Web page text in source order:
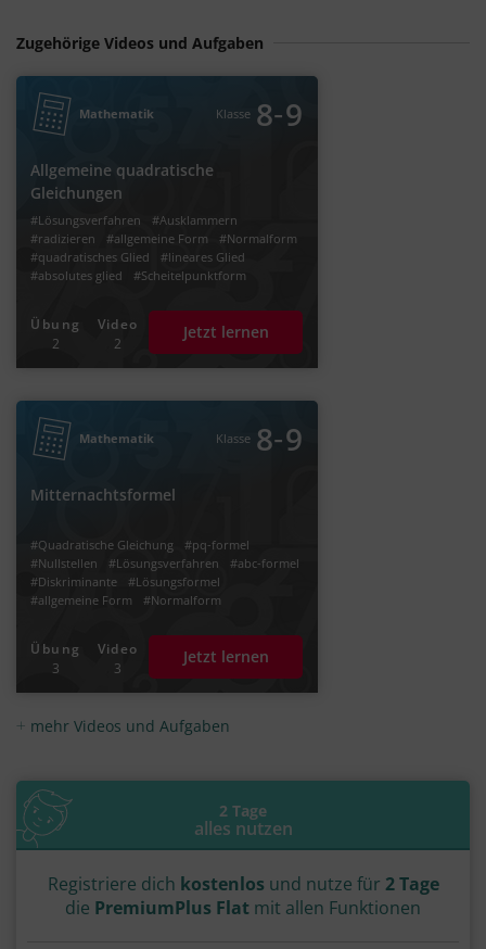
Zugehörige Videos und Aufgaben
Mathematik Klasse 8‐9
Allgemeine quadratische
Gleichungen
#Lösungsverfahren
#Ausklammern
#radizieren
#allgemeine Form
#Normalform
#quadratisches Glied
#lineares Glied
#absolutes glied
#Scheitelpunktform
Übung
2
Video
2
Jetzt lernen
Mathematik Klasse 8‐9
Mitternachtsformel
#Quadratische Gleichung
#pq-formel
#Nullstellen
#Lösungsverfahren
#abc-formel
#Diskriminante
#Lösungsformel
#allgemeine Form
#Normalform
Übung
3
Video
3
Jetzt lernen
mehr Videos und Aufgaben
2 Tage
alles nutzen
Registriere dich kostenlos und nutze für 2 Tage
die PremiumPlus Flat mit allen Funktionen